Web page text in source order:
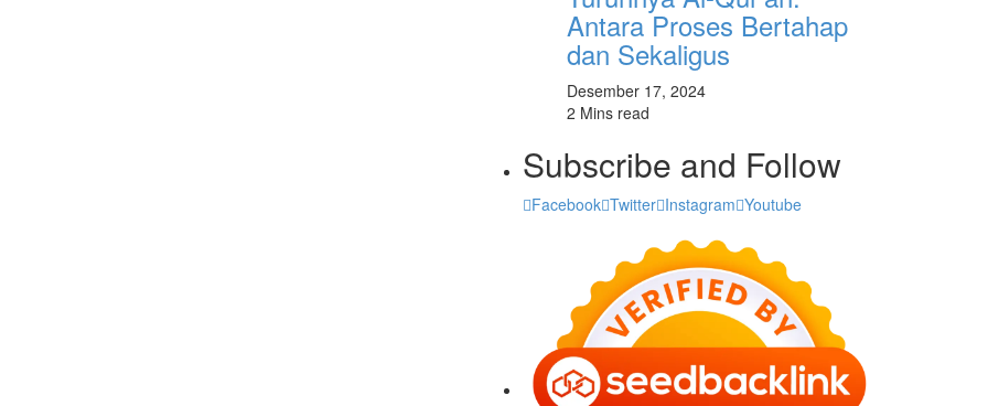
Antara Proses Bertahap
dan Sekaligus
Desember 17, 2024
2 Mins read
Subscribe and Follow
Facebook Twitter Instagram Youtube